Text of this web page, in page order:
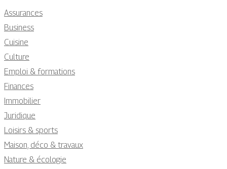
Assurances
Business
Cuisine
Culture
Emploi & formations
Finances
Immobilier
Juridique
Loisirs & sports
Maison, déco & travaux
Nature & écologie